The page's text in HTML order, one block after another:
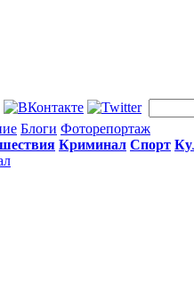
Блоги Фоторепортаж
Криминал Спорт